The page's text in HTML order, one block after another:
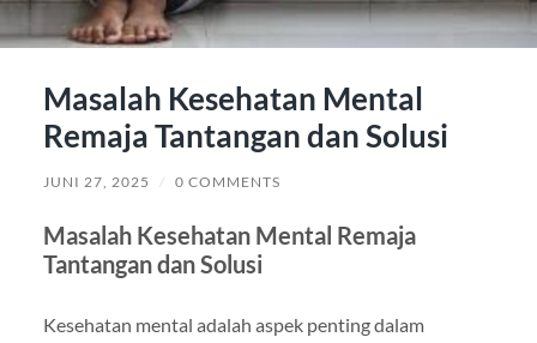
Masalah Kesehatan Mental
Remaja Tantangan dan Solusi
JUNI 27, 2025 / 0 COMMENTS
Masalah Kesehatan Mental Remaja
Tantangan dan Solusi
Kesehatan mental adalah aspek penting dalam